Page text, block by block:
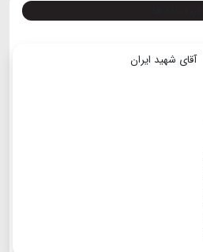
آقای شهید ایران